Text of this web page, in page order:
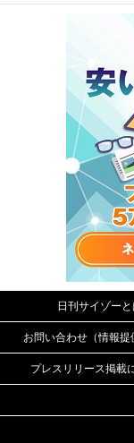
日刊サイゾーと
お問い合わせ（情報提
プレスリリース掲載